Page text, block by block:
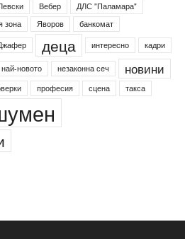
Вебер
ДЛС "Паламара"
зона Яворов
банкомат
деца интересно кадри
най-новото незаконна сеч новини
професия сцена такса